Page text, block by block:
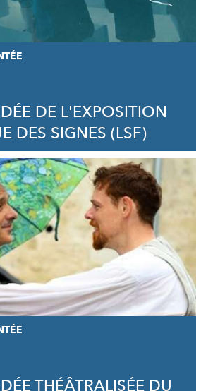
DE L'EXPOSITION
DES SIGNES (LSF)
THÉÂTRALISÉE DU